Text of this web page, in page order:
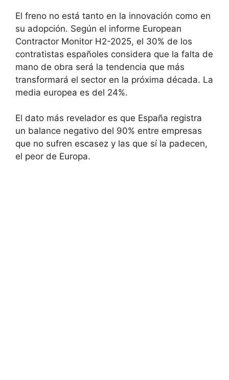
El freno no está tanto en la innovación como en
su adopción. Según el informe European
Contractor Monitor H2-2025, el 30% de los
contratistas españoles considera que la falta de
mano de obra será la tendencia que más
transformará el sector en la próxima década. La
media europea es del 24%.
El dato más revelador es que España registra
un balance negativo del 90% entre empresas
que no sufren escasez y las que sí la padecen,
el peor de Europa.